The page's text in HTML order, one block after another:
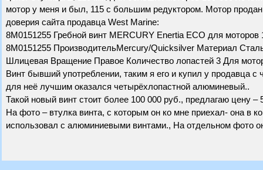
мотор у меня и был, 115 с большим редуктором. Мотор
доверия сайта продавца West Marine:
8M0151255 Гребной винт MERCURY Enertia ECO для
8M0151255 ПроизводительMercury/Quicksilver Материал
Шлицевая Вращение Правое Количество лопастей 3 Для
Винт бывший употреблении, таким я его и купил у продавца
для неё лучшим оказался четырёхлопастной алюминевый..
Такой новый винт стоит более 100 000 руб., предлагаю цену –
На фото – втулка винта, с которым он ко мне приехал- она в
использовал с алюминиевыми винтами., На отдельном фото